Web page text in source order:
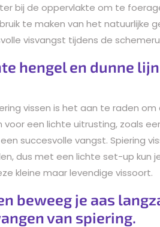
bij de oppervlakte om te
te maken van het natuurlijke
visvangst tijdens de
hengel en dunne
vissen is het aan te raden
voor een lichte uitrusting, zoals
succesvolle vangst. Spiering
dus met een lichte set-up kun
kleine maar levendige vissoort.
beweeg je aas
van spiering.